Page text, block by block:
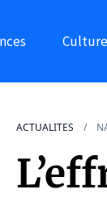
Culture
ACTUALITES